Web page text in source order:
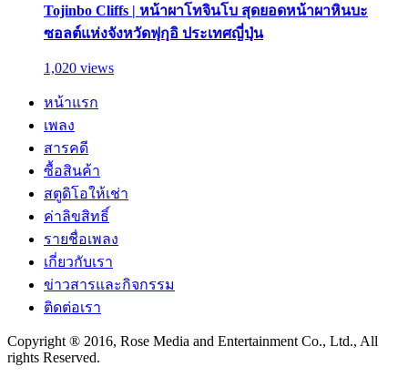
Tojinbo Cliffs | หน้าผาโทจินโบ สุดยอดหน้าผาหินบะ
ซอลต์แห่งจังหวัดฟุกุอิ ประเทศญี่ปุ่น
1,020 views
หน้าแรก
เพลง
สารคดี
ซื้อสินค้า
สตูดิโอให้เช่า
ค่าลิขสิทธิ์
รายชื่อเพลง
เกี่ยวกับเรา
ข่าวสารและกิจกรรม
ติดต่อเรา
Copyright ® 2016, Rose Media and Entertainment Co., Ltd., All
rights Reserved.